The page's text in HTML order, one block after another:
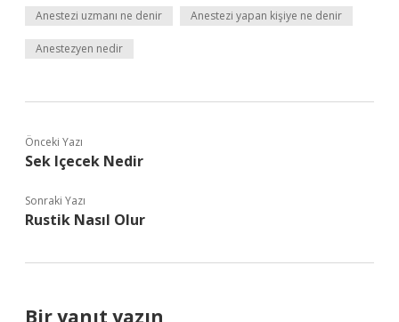
Anestezi uzmanı ne denir Anestezi yapan kişiye ne denir
Anestezyen nedir
Önceki Yazı
Sek Içecek Nedir
Sonraki Yazı
Rustik Nasıl Olur
Bir yanıt yazın